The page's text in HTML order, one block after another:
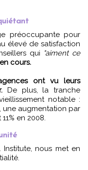
élevé de satisfaction
qui "aiment ce
cours.
ont vu leurs
De plus, la tranche
notable :
une augmentation par
en 2008.